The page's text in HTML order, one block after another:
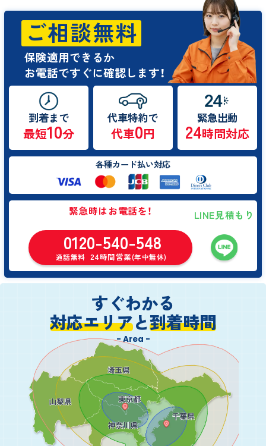
ご相談無料
保険適用できるか
お電話ですぐに確認します！
到着まで
最短10分
代車特約で
代車0円
緊急出動
24時間対応
各種カード払い対応
緊急時はお電話を！
0120-540-548
通話無料 24時間営業(年中無休)
LINE見積もり
すぐわかる
対応エリアと到着時間
- Area -